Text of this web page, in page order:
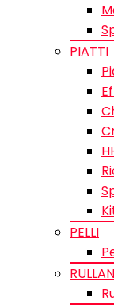
PIATTI
PELLI